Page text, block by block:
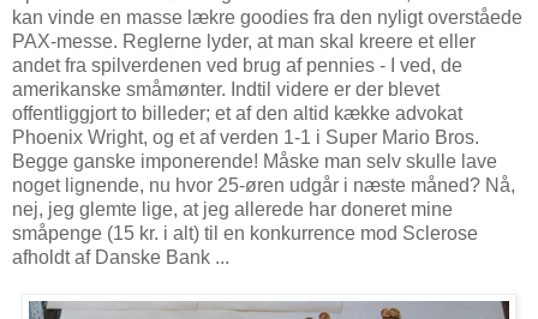
kan vinde en masse lækre goodies fra den nyligt overståede
PAX-messe. Reglerne lyder, at man skal kreere et eller
andet fra spilverdenen ved brug af pennies - I ved, de
amerikanske småmønter. Indtil videre er der blevet
offentliggjort to billeder; et af den altid kække advokat
Phoenix Wright, og et af verden 1-1 i Super Mario Bros.
Begge ganske imponerende! Måske man selv skulle lave
noget lignende, nu hvor 25-øren udgår i næste måned? Nå,
nej, jeg glemte lige, at jeg allerede har doneret mine
småpenge (15 kr. i alt) til en konkurrence mod Sclerose
afholdt af Danske Bank ...